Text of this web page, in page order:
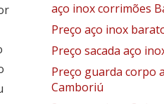
aço inox corrimões
Preço aço inox
Preço sacada aço
Preço guarda corpo
Camboriú